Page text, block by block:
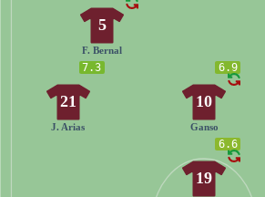
5
F. Bernal
6.9
10
Ganso
7.3
21
J. Arias
6.6
19